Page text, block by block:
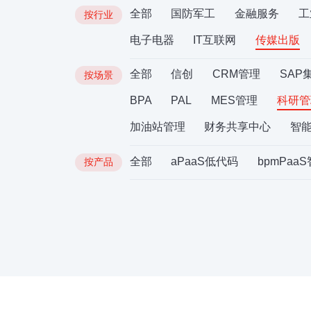
按行业 全部 国防军工 金融服务
电子电器 IT互联网 传媒出版
按场景 全部 信创 CRM管理 SAP
BPA PAL MES管理 科研
加油站管理 财务共享中心 智
按产品 全部 aPaaS低代码 bpmPaaS